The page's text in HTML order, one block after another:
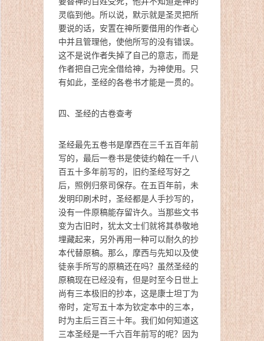
灵临到他。所以说，默示就是圣灵把所
要说的话，安置在神所要借用的作者心
中并且管理他，使他所写的没有错误。
这不是说作者失掉了自己的意志，而是
作者把自己完全借给神，为神使用。只
有如此，圣经的各卷书才能是一贯的。
四、圣经的古卷查考
圣经最先五卷书是摩西在三千五百年前
写的，最后一卷书是使徒约翰在一千八
百五十多年前写的，旧约圣经写好之
后，照例归祭司保存。在五百年前，未
发明印刷术时，圣经都是人手抄写的，
没有一件原稿能存留许久。当那些文书
变为古旧时，犹太文士们就将其恭敬地
埋藏起来，另外再用一种可以耐久的抄
本代替原稿。那么，摩西与先知以及使
徒亲手所写的原稿还在吗？虽然圣经的
原稿现在已经没有，但是时至今日世上
尚有三本极旧的抄本，这是康士坦丁为
帝时，定写五十本为钦定本中的三本，
时为主后三百三十年。我们如何知道这
三本圣经是一千六百年前写的呢？因为